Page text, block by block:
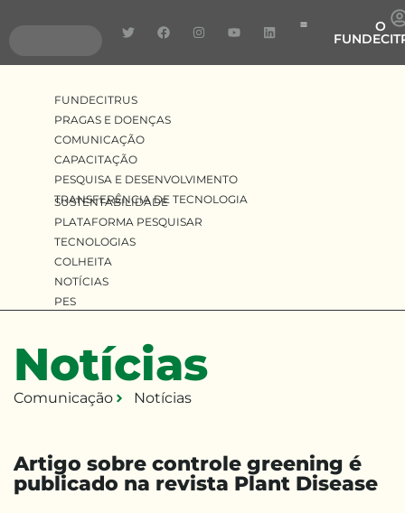
O
SUSTENTABILIDADE
PLATAFORMA PESQUISAR
TECNOLOGIAS
COLHEITA
NOTÍCIAS
PES
FUNDECITRUS
PRAGAS E DOENÇAS
COMUNICAÇÃO
CAPACITAÇÃO
PESQUISA E DESENVOLVIMENTO
TRANSFERÊNCIA DE TECNOLOGIA
Notícias
Comunicação Notícias
Artigo sobre controle greening é
publicado na revista Plant Disease